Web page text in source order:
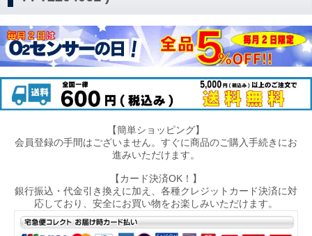
【簡単ショッピング】
会員登録の手間はございません。すぐに商品のご購入手続きにお
進みいただけます。
【カード決済OK！】
銀行振込・代金引き換えに加え、各種クレジットカード決済に対
応しており、安全にお買い物をお楽しみいただけます。